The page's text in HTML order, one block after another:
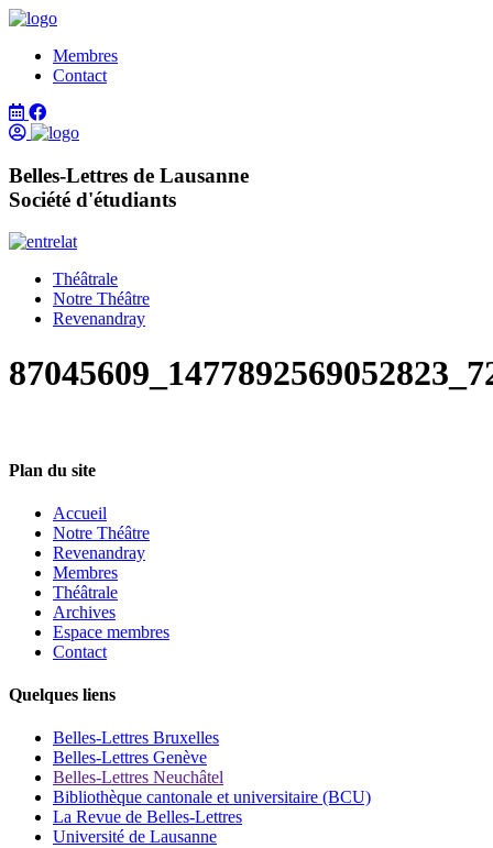
Membres
Contact
Belles-Lettres de Lausanne
Société d'étudiants
Théâtrale
Notre Théâtre
Revenandray
Plan du site
Accueil
Notre Théâtre
Revenandray
Membres
Théâtrale
Archives
Espace membres
Contact
Quelques liens
Belles-Lettres Bruxelles
Belles-Lettres Genève
Belles-Lettres Neuchâtel
Bibliothèque cantonale et universitaire (BCU)
La Revue de Belles-Lettres
Université de Lausanne